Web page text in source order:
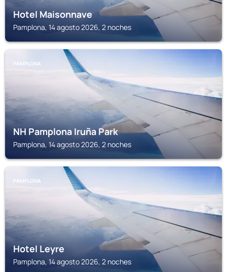
Hotel Maisonnave
Pamplona, 14 agosto 2026, 2 noches
PAMPLONA
NH Pamplona Iruña Park
Pamplona, 14 agosto 2026, 2 noches
PAMPLONA
Hotel Leyre
Pamplona, 14 agosto 2026, 2 noches